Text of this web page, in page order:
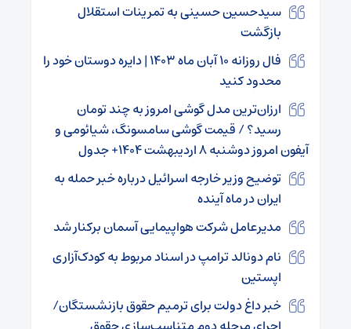
سیدحسین حسینی به تمرینات استقلال
بازگشت
فال روزانه ۱۰ آبان ماه ۱۴۰۳ | دایره دوستان خود را
محدود کنید
ارزان‌ترین مدل گوشی امروز به چند تومان
رسید؟ / قیمت گوشی سامسونگ، شیائومی و
آیفون امروز دوشنبه ۸ اردیبهشت ۱۴۰۴+ جدول
توضیح وزیر خارجه اسرائیل درباره خبر حمله به
ایران در ماه آینده
مدیرعامل شرکت هواپیمایی آسمان برکنار شد
نام دونالد ترامپ در اسناد مربوط به کودک‌آزاری
اپستین
خبر داغ دولت برای ترمیم حقوق بازنشستگان/